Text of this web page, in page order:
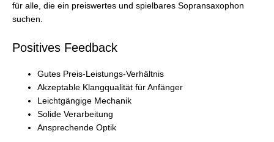
für alle, die ein preiswertes und spielbares Sopransaxophon
suchen.
Positives Feedback
Gutes Preis-Leistungs-Verhältnis
Akzeptable Klangqualität für Anfänger
Leichtgängige Mechanik
Solide Verarbeitung
Ansprechende Optik